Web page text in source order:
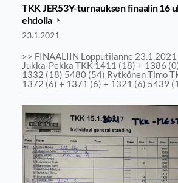
TKK JER53Y-turnauksen finaalin 16
ehdolla
23.1.2021
>> FINAALIIN Lopputilanne
Jukka-Pekka TKK 1411 (18) + 1386
1332 (18) 5480 (54) Rytkönen Timo
1372 (6) + 1371 (6) + 1321 (6) 5439